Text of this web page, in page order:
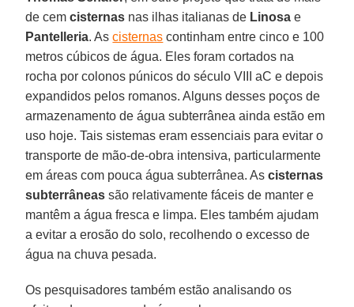
de cemcisternas nas ilhas italianas de Linosa e
Pantelleria. Ascisternas continham entre cinco e 100
metros cúbicos de água. Eles foram cortados na
rocha por colonos púnicos do século VIII aC e depois
expandidos pelos romanos. Alguns desses poços de
armazenamento de água subterrânea ainda estão em
uso hoje. Tais sistemas eram essenciais para evitar o
transporte de mão-de-obra intensiva, particularmente
em áreas com pouca água subterrânea. Ascisternas
subterrâneas são relativamente fáceis de manter e
mantêm a água fresca e limpa. Eles também ajudam
a evitar a erosão do solo, recolhendo o excesso de
água na chuva pesada.
Os pesquisadores também estão analisando os